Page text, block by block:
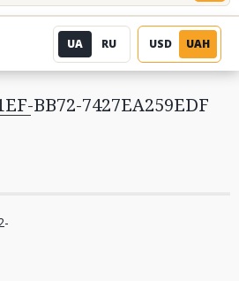
UA RU USD UAH
BB72-7427EA259EDF